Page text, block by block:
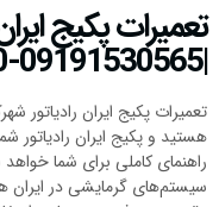
تعمیرات پکیج
|09191530565-02536645610
تعمیرات پکیج ایران رادیاتور
هستید و پکیج ایران
راهنمای کاملی برای شما خواهد
سیستم‌های گرمایشی در